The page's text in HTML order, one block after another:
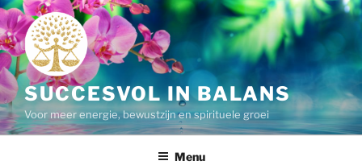
Ga
naar
de
inhoud
SUCCESVOL IN BALANS
Voor meer energie, bewustzijn en spirituele groei
Menu